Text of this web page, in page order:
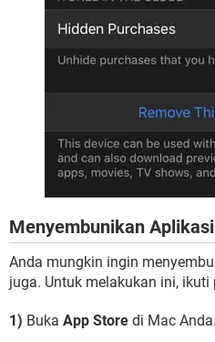
Menyembunikan
Anda mungkin ingin
juga. Untuk melakukan ini, ikuti
1) Buka App Store di Mac Anda.